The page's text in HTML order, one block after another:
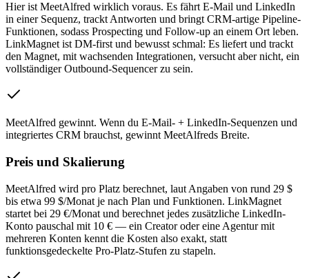
Hier ist MeetAlfred wirklich voraus. Es fährt E-Mail und LinkedIn
in einer Sequenz, trackt Antworten und bringt CRM-artige Pipeline-
Funktionen, sodass Prospecting und Follow-up an einem Ort leben.
LinkMagnet ist DM-first und bewusst schmal: Es liefert und trackt
den Magnet, mit wachsenden Integrationen, versucht aber nicht, ein
vollständiger Outbound-Sequencer zu sein.
MeetAlfred gewinnt. Wenn du E-Mail- + LinkedIn-Sequenzen und
integriertes CRM brauchst, gewinnt MeetAlfreds Breite.
Preis und Skalierung
MeetAlfred wird pro Platz berechnet, laut Angaben von rund 29 $
bis etwa 99 $/Monat je nach Plan und Funktionen. LinkMagnet
startet bei 29 €/Monat und berechnet jedes zusätzliche LinkedIn-
Konto pauschal mit 10 € — ein Creator oder eine Agentur mit
mehreren Konten kennt die Kosten also exakt, statt
funktionsgedeckelte Pro-Platz-Stufen zu stapeln.